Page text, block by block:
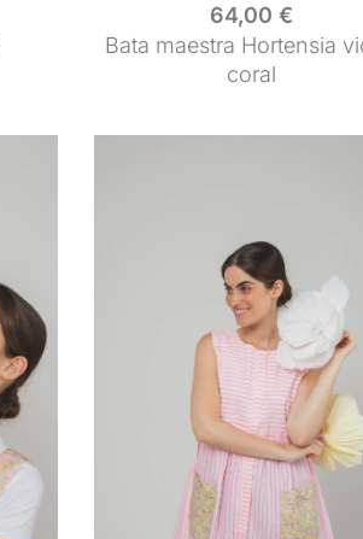
64,00 €
Bata maestra Hortensia
coral